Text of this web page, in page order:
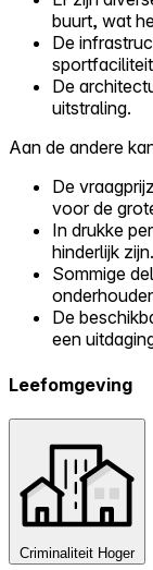
buurt, wat
De
De
uitstraling.
Aan de andere
De
voor de
In drukke
hinderlijk zijn.
Sommige
De
een
Leefomgeving
Criminaliteit Hoger